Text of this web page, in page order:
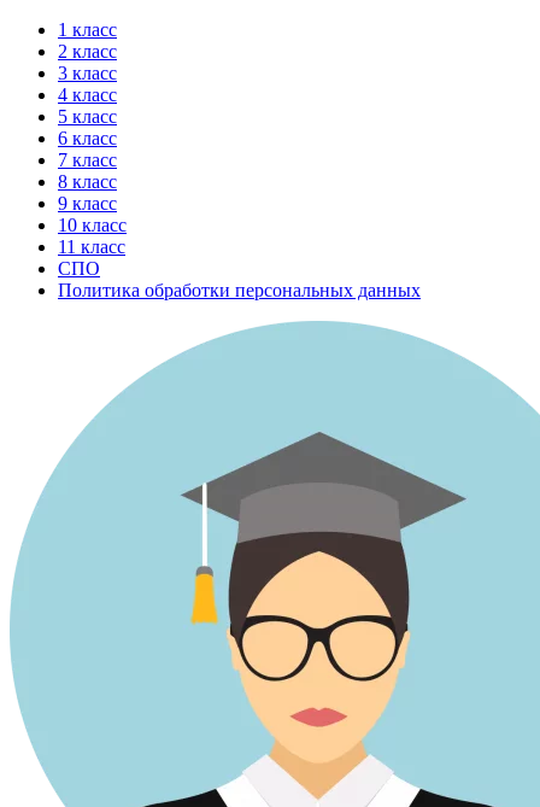
Перейти
содержимому
1 класс
2 класс
3 класс
4 класс
5 класс
6 класс
7 класс
8 класс
9 класс
10 класс
11 класс
СПО
Политика обработки персональных данных